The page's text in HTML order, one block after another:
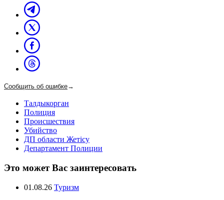
Сообщить об ошибке→
Талдыкорган
Полиция
Происшествия
Убийство
ДП области Жетісу
Департамент Полиции
Это может Вас заинтересовать
01.08.26 Туризм